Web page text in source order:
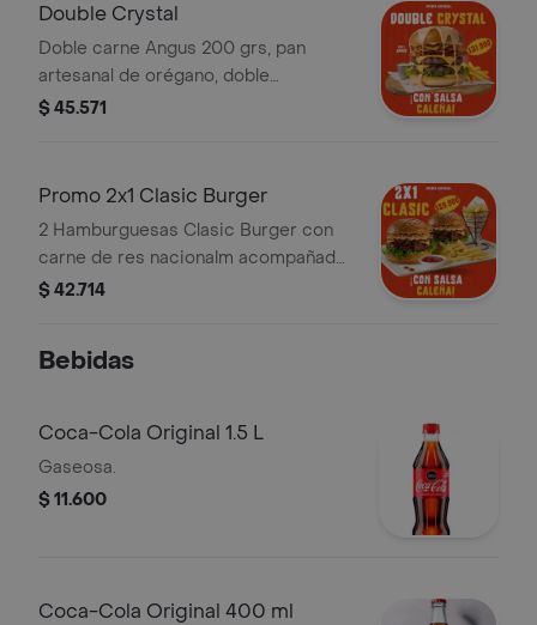
Double Crystal
Doble carne Angus 200 grs, pan
artesanal de orégano, doble
queso cheddar, doble tocino
la francesa y salsa Blessed.
$ 45.571
Promo 2x1 Clasic Burger
2 Hamburguesas Clasic Burger con
carne de res nacionalm acompañado
con papas a la francesa para 2
$ 42.714
Bebidas
Coca-Cola Original 1.5 L
Gaseosa.
$ 11.600
Coca-Cola Original 400 ml